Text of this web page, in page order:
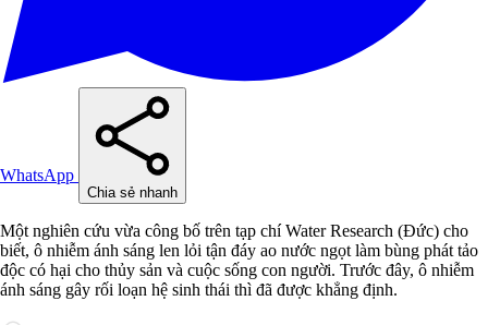
WhatsApp
Chia sẻ nhanh
Một nghiên cứu vừa công bố trên tạp chí Water Research (Đức) cho
biết, ô nhiễm ánh sáng len lỏi tận đáy ao nước ngọt làm bùng phát tảo
độc có hại cho thủy sản và cuộc sống con người. Trước đây, ô nhiễm
ánh sáng gây rối loạn hệ sinh thái thì đã được khẳng định.